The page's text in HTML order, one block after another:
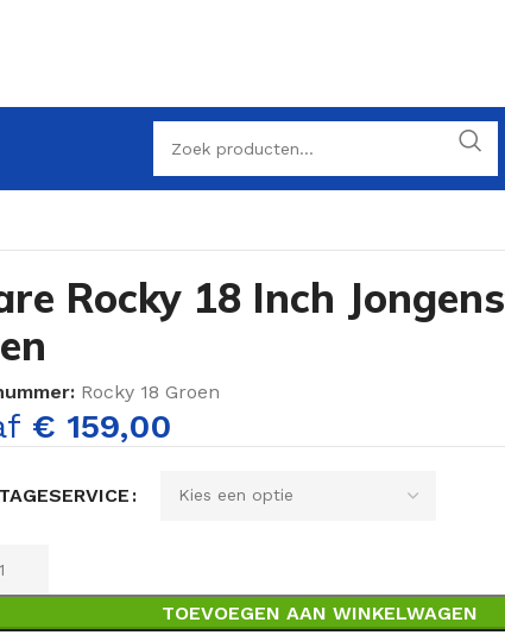
Rocky 18 Inch
Rocky 18 Groen
€ 159,00
TOEVOEGEN AAN WINKELWAGEN